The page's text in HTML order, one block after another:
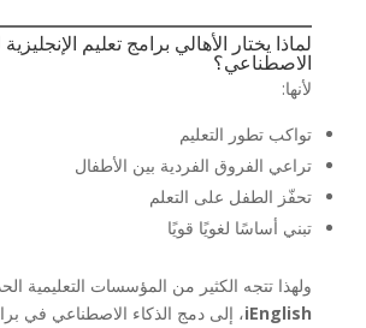
لماذا يختار الأهالي برامج تعليم
الاصطناعي؟
لأنها:
تواكب تطور التعليم
تراعي الفروق الفردية بين الأطفال
تحفّز الطفل على التعلم
تبني أساسًا لغويًا قويًا
ولهذا تتجه الكثير من المؤسسات التعليمية
iEnglish، إلى دمج الذكاء الاصطناعي في